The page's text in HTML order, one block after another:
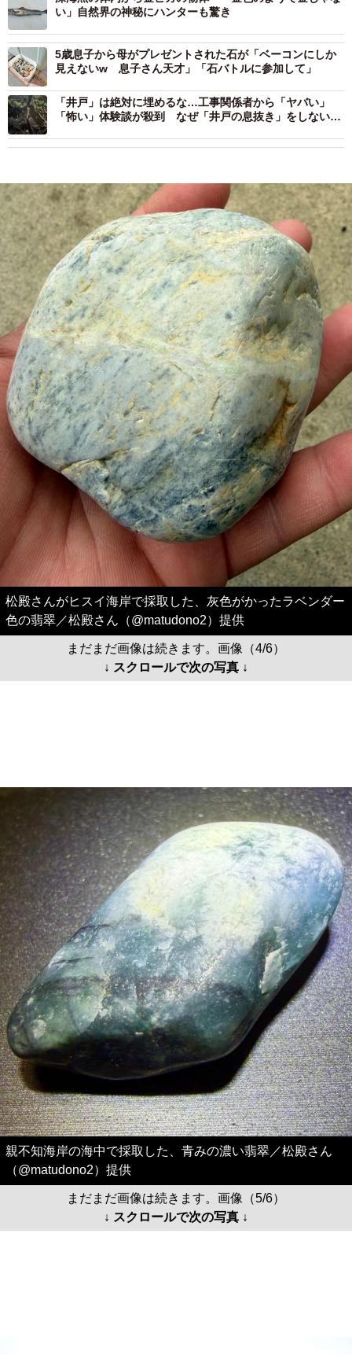
い」自然界の神秘にハンターも驚き
5歳息子から母がプレゼントされた石が「ベーコンにしか
見えないw 息子さん天才」「石バトルに参加して」
「井戸」は絶対に埋めるな…工事関係者から「ヤバい」
「怖い」体験談が殺到 なぜ「井戸の息抜き」をしないと
松殿さんがヒスイ海岸で採取した、灰色がかったラベンダー
色の翡翠／松殿さん（@matudono2）提供
まだまだ画像は続きます。画像（4/6）
↓ スクロールで次の写真 ↓
親不知海岸の海中で採取した、青みの濃い翡翠／松殿さん
（@matudono2）提供
まだまだ画像は続きます。画像（5/6）
↓ スクロールで次の写真 ↓